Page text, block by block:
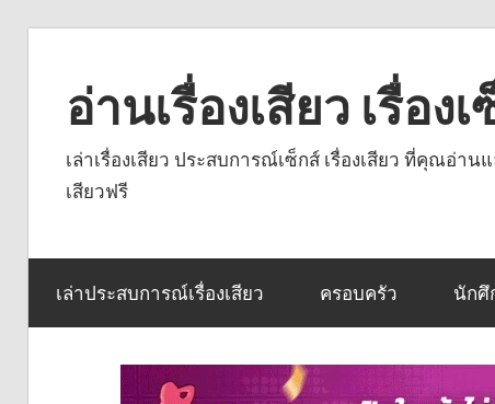
contentอ่านเรื่องเสียว เรื่อ
เล่าเรื่องเสียว ประสบการณ์เซ็กส์ เรื่องเสียว ที่คุณอ่
เสียวฟรี
เล่าประสบการณ์เรื่องเสียว ครอบครัว นักศึ